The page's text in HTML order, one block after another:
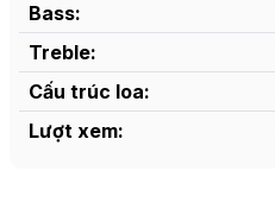
Bass:
Treble:
Cấu trúc loa:
Lượt xem: